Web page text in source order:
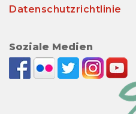
Datenschutzrichtlinie
Soziale Medien